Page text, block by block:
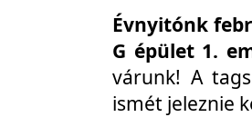
Évnyitónk
G épület 1.
várunk! A
ismét jeleznie